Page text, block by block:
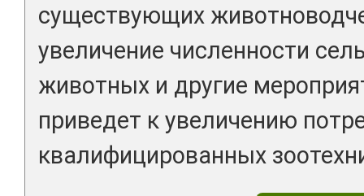
существующих
увеличение численности
животных и другие
приведет к увеличению
квалифицированных